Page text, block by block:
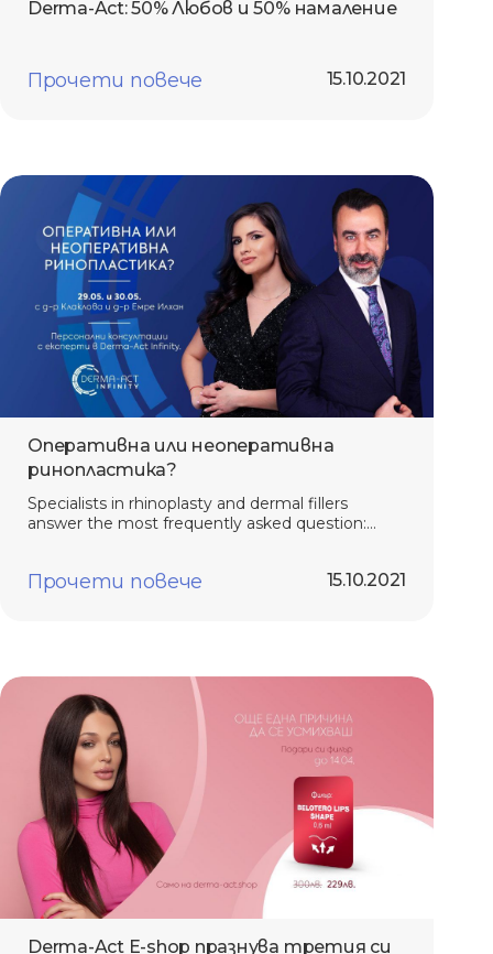
Derma-Act: 50% Любов и 50% намаление
15.10.2021
Прочети повече
Оперативна или неоперативна
ринопластика?
Specialists in rhinoplasty and dermal fillers
answer the most frequently asked question:
15.10.2021
Прочети повече
Derma-Act E-shop празнува третия си